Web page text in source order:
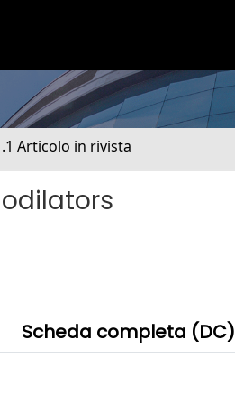
Articolo in rivista
Scheda completa (DC)